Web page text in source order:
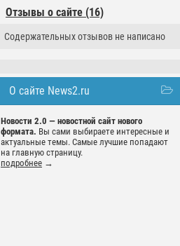
Отзывы о сайте (16)
Содержательных отзывов не написано
О сайте News2.ru
Новости 2.0 — новостной сайт нового
формата. Вы сами выбираете интересные и
актуальные темы. Самые лучшие попадают
на главную страницу.
подробнее →